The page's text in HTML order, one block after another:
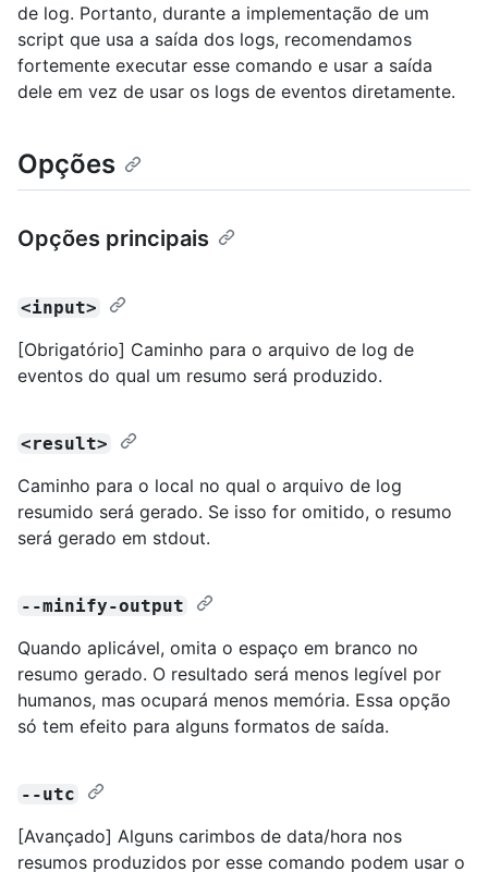
de log. Portanto, durante a implementação de um
script que usa a saída dos logs, recomendamos
fortemente executar esse comando e usar a saída
dele em vez de usar os logs de eventos diretamente.
Opções
Opções principais
<input>
[Obrigatório] Caminho para o arquivo de log de
eventos do qual um resumo será produzido.
<result>
Caminho para o local no qual o arquivo de log
resumido será gerado. Se isso for omitido, o resumo
será gerado em stdout.
--minify-output
Quando aplicável, omita o espaço em branco no
resumo gerado. O resultado será menos legível por
humanos, mas ocupará menos memória. Essa opção
só tem efeito para alguns formatos de saída.
--utc
[Avançado] Alguns carimbos de data/hora nos
resumos produzidos por esse comando podem usar o